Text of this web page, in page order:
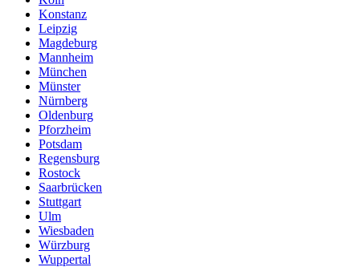
Konstanz
Leipzig
Magdeburg
Mannheim
München
Münster
Nürnberg
Oldenburg
Pforzheim
Potsdam
Regensburg
Rostock
Saarbrücken
Stuttgart
Ulm
Wiesbaden
Würzburg
Wuppertal